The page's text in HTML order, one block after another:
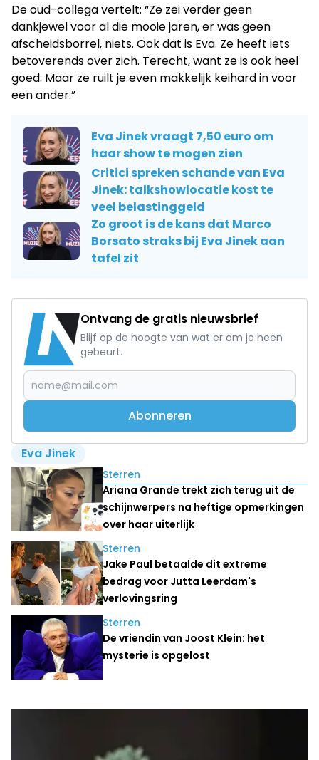
De oud-collega vertelt: “Ze zei verder geen
dankjewel voor al die mooie jaren, er was geen
afscheidsborrel, niets. Ook dat is Eva. Ze heeft iets
betoverends over zich. Terecht, want ze is ook heel
goed. Maar ze ruilt je even makkelijk keihard in voor
een ander.”
Eva Jinek vraagt 7,50 euro om
haar show te mogen zien
Critici spreken schande van Eva
Jinek: talkshowlocatie kost te
veel belastinggeld
Zo groot is de kans dat Marco
Borsato straks bij Eva Jinek aan
tafel zit
Ontvang de gratis nieuwsbrief
Blijf op de hoogte van wat er om je heen
gebeurt.
Abonneren
Eva Jinek
Lees ook
Sterren
Ariana Grande trekt zich terug uit de
schijnwerpers na heftige opmerkingen
over haar uiterlijk
Sterren
Jake Paul betaalde dit extreme
bedrag voor Jutta Leerdam's
verlovingsring
Sterren
De vriendin van Joost Klein: het
mysterie is opgelost
Laatste nieuws